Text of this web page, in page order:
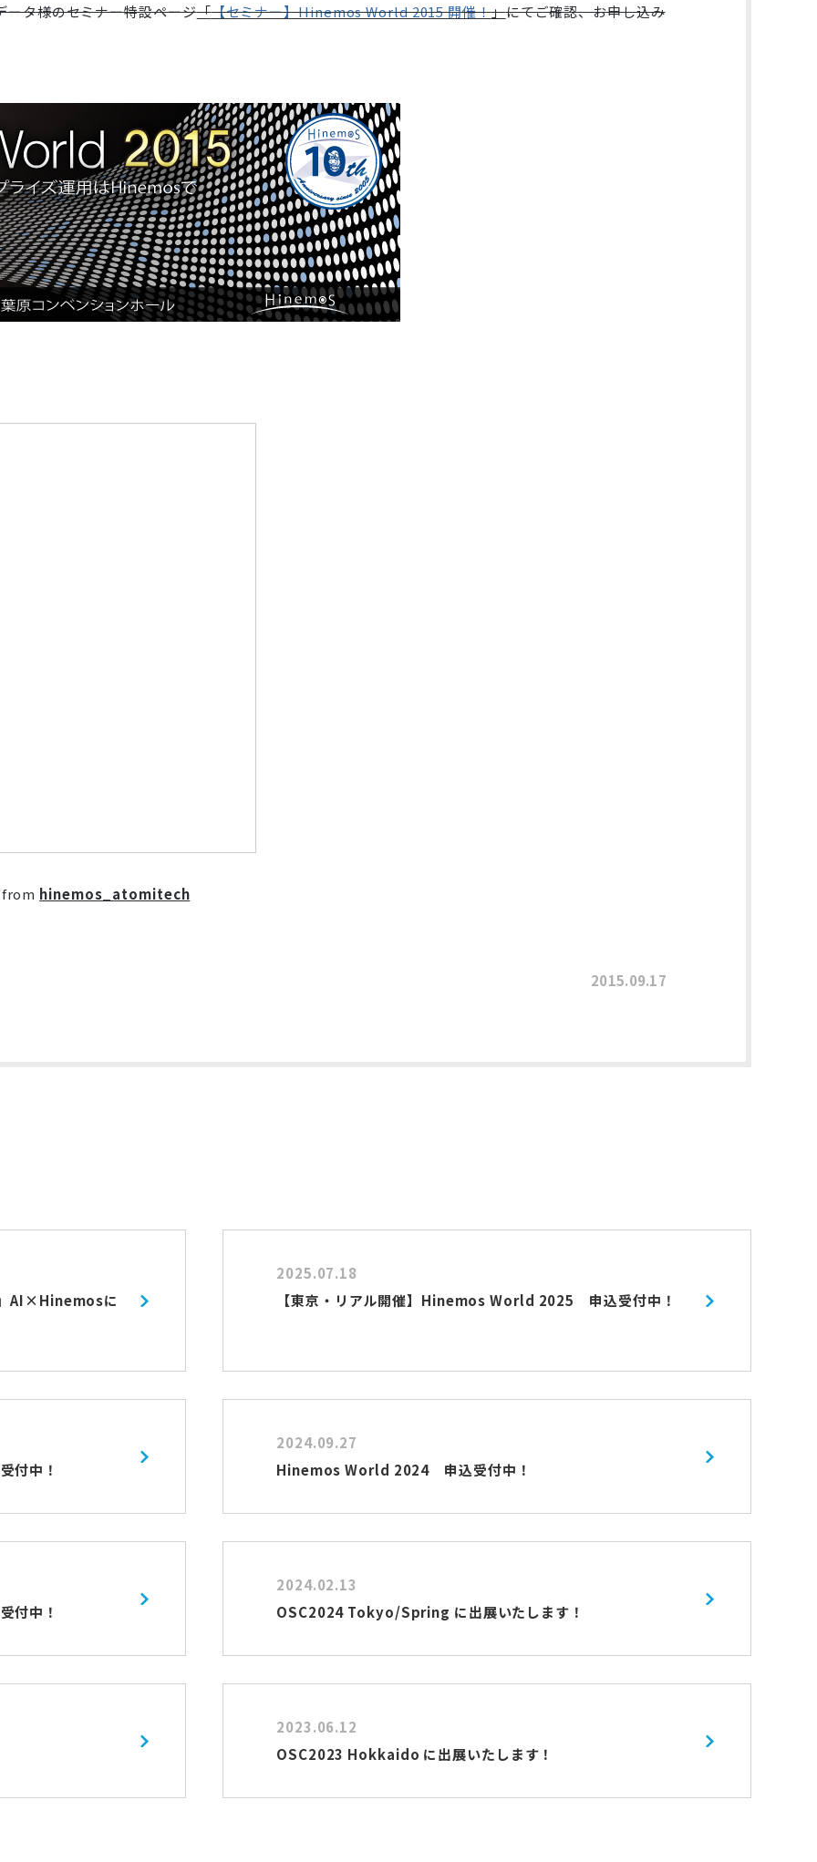
タ様のセミナー特設ページ「【セミナー】Hinemos World 2015 開催！」にてご確認、お申し込み
from hinemos_atomitech
2015.09.17
AI×Hinemosに
2025.07.18
【東京・リアル開催】Hinemos World 2025 申込受付中！
付中！
2024.09.27
Hinemos World 2024 申込受付中！
付中！
2024.02.13
OSC2024 Tokyo/Spring に出展いたします！
2023.06.12
OSC2023 Hokkaido に出展いたします！